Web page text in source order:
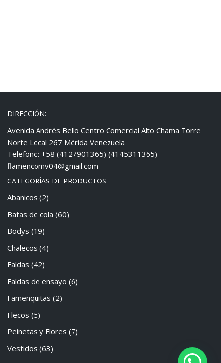
DIRECCIÓN:
Avenida Andrés Bello Centro Comercial Alto Chama Torre
Norte Local 267 Mérida Venezuela
Telefono: +58 (4127901365) (4145311365)
flamencomv04@gmail.com
CATEGORÍAS DE PRODUCTOS
Abanicos (2)
Batas de cola (60)
Bodys (19)
Chalecos (4)
Faldas (42)
Faldas de ensayo (6)
Famenquitas (2)
Flecos (5)
Peinetas y Flores (7)
Vestidos (63)